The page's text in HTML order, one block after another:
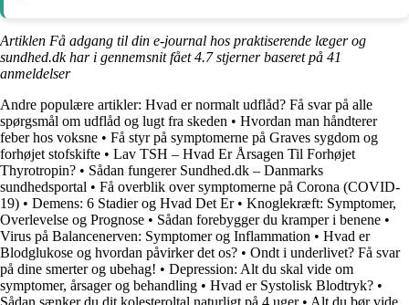
Artiklen Få adgang til din e-journal hos praktiserende læger og
sundhed.dk har i gennemsnit fået4.7stjerner baseret på 41
anmeldelser
Andre populære artikler: Hvad er normalt udflåd? Få svar på alle
spørgsmål om udflåd og lugt fra skeden • Hvordan man håndterer
feber hos voksne • Få styr på symptomerne på Graves sygdom og
forhøjet stofskifte • Lav TSH – Hvad Er Årsagen Til Forhøjet
Thyrotropin? • Sådan fungerer Sundhed.dk – Danmarks
sundhedsportal • Få overblik over symptomerne på Corona (COVID-
19) • Demens: 6 Stadier og Hvad Det Er• Knoglekræft: Symptomer,
Overlevelse og Prognose • Sådan forebygger du kramper i benene •
Virus på Balancenerven: Symptomer og Inflammation • Hvad er
Blodglukose og hvordan påvirker det os? • Ondt i underlivet? Få svar
på dine smerter og ubehag! • Depression: Alt du skal vide om
symptomer, årsager og behandling • Hvad er Systolisk Blodtryk? •
Sådan sænker du dit kolesteroltal naturligt på 4 uger• Alt du bør vide